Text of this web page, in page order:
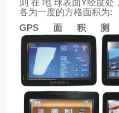
则 在 地 球表面Y经度处
各为一度的方格面积为:
GPS 面积